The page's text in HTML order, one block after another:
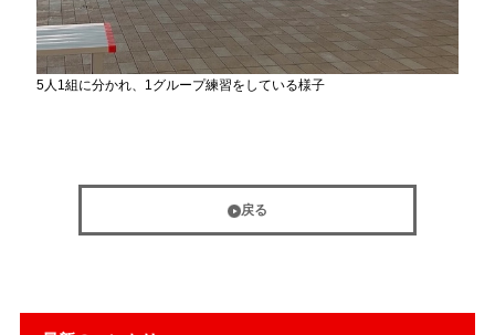
5人1組に分かれ、1グループ練習をしている様子
戻る